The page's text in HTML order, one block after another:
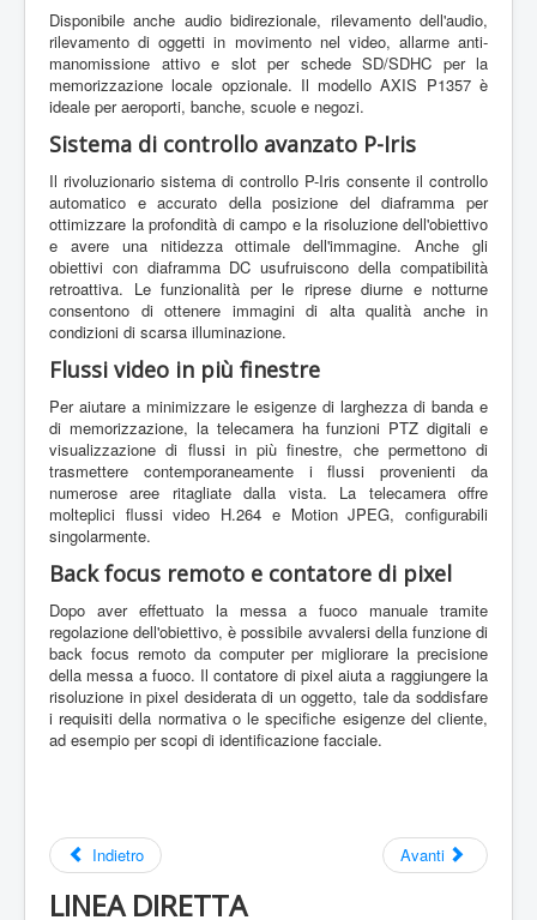
Disponibile anche audio bidirezionale, rilevamento dell'audio,
rilevamento di oggetti in movimento nel video, allarme anti-
manomissione attivo e slot per schede SD/SDHC per la
memorizzazione locale opzionale. Il modello AXIS P1357 è
ideale per aeroporti, banche, scuole e negozi.
Sistema di controllo avanzato P-Iris
Il rivoluzionario sistema di controllo P-Iris consente il controllo
automatico e accurato della posizione del diaframma per
ottimizzare la profondità di campo e la risoluzione dell'obiettivo
e avere una nitidezza ottimale dell'immagine. Anche gli
obiettivi con diaframma DC usufruiscono della compatibilità
retroattiva. Le funzionalità per le riprese diurne e notturne
consentono di ottenere immagini di alta qualità anche in
condizioni di scarsa illuminazione.
Flussi video in più finestre
Per aiutare a minimizzare le esigenze di larghezza di banda e
di memorizzazione, la telecamera ha funzioni PTZ digitali e
visualizzazione di flussi in più finestre, che permettono di
trasmettere contemporaneamente i flussi provenienti da
numerose aree ritagliate dalla vista. La telecamera offre
molteplici flussi video H.264 e Motion JPEG, configurabili
singolarmente.
Back focus remoto e contatore di pixel
Dopo aver effettuato la messa a fuoco manuale tramite
regolazione dell'obiettivo, è possibile avvalersi della funzione di
back focus remoto da computer per migliorare la precisione
della messa a fuoco. Il contatore di pixel aiuta a raggiungere la
risoluzione in pixel desiderata di un oggetto, tale da soddisfare
i requisiti della normativa o le specifiche esigenze del cliente,
ad esempio per scopi di identificazione facciale.
Indietro Avanti
LINEA DIRETTA